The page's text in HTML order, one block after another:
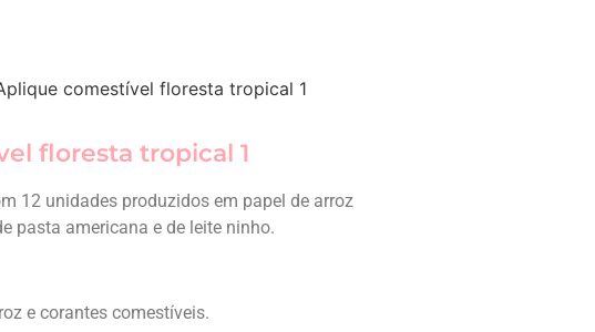
comestível floresta tropical 1
floresta tropical 1
12 unidades produzidos em papel de arroz
pasta americana e de leite ninho.
e corantes comestíveis.